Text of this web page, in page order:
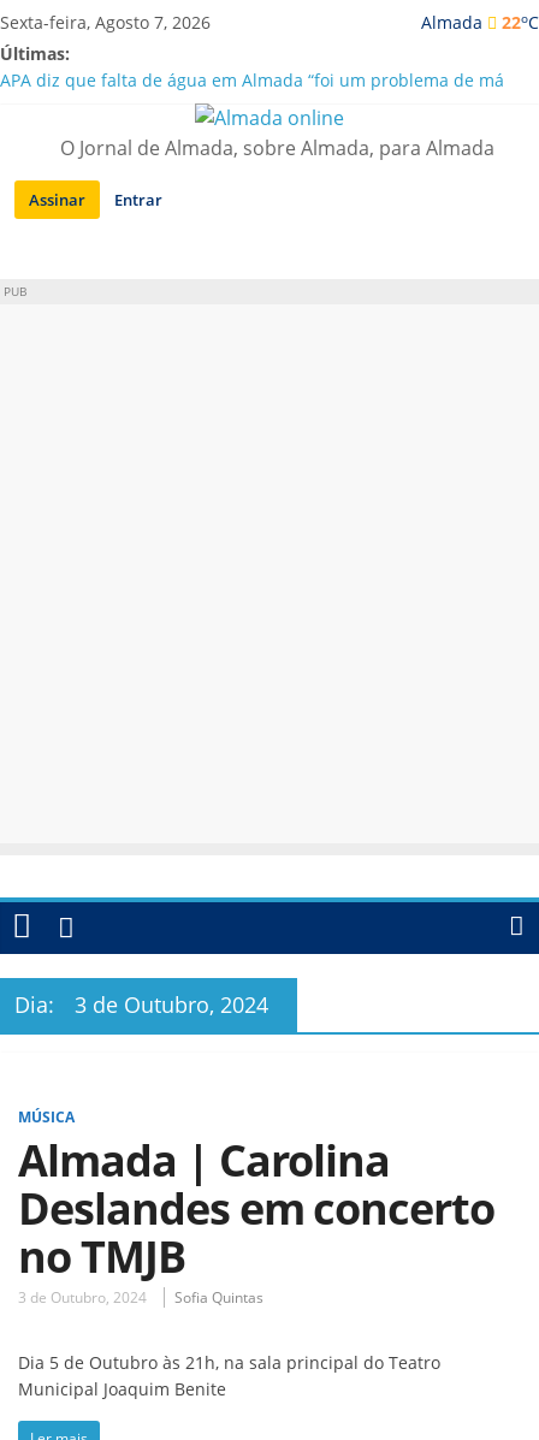
Saltar
para
conteúdo
Almada 22oC
Sexta-feira, Agosto 7, 2026
Últimas:
APA diz que falta de água em Almada “foi um problema de má
Laranjeiro | Cultura pop asiática invade a Casa Amarela
Ponte 25 de Abril celebra 60 anos com programa cultural entre
Lisboa e Almada
Situação de alerta em Almada renovada até final de Agosto
O Jornal de Almada, sobre Almada, para Almada
Assinar Entrar
PUB
Dia: 3 de Outubro, 2024
MÚSICA
Almada | Carolina
Deslandes em concerto
no TMJB
3 de Outubro, 2024 Sofia Quintas
Dia 5 de Outubro às 21h, na sala principal do Teatro
Municipal Joaquim Benite